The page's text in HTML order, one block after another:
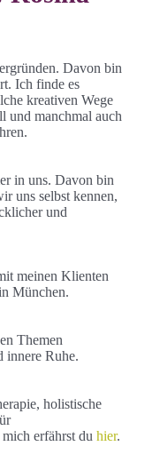
Davon bin
Ich finde es
kreativen Wege
und manchmal auch
in uns. Davon bin
uns selbst kennen,
und
meinen Klienten
München.
Themen
innere Ruhe.
holistische
erfährst du hier.